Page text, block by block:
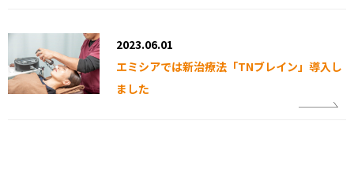
2023.06.01
エミシアでは新治療法「TNブレイン」導入し
ました